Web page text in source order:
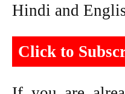
Hindi and
Click to